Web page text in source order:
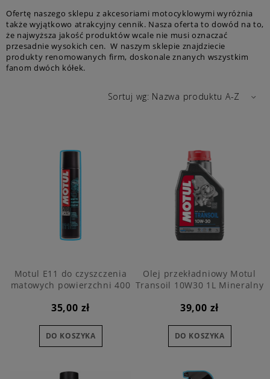
Ofertę naszego sklepu z akcesoriami motocyklowymi wyróżnia
także wyjątkowo atrakcyjny cennik. Nasza oferta to dowód na to,
że najwyższa jakość produktów wcale nie musi oznaczać
przesadnie wysokich cen. W naszym sklepie znajdziecie
produkty renomowanych firm, doskonale znanych wszystkim
fanom dwóch kółek.
Sortuj wg: Nazwa produktu A-Z
Motul E11 do czyszczenia
matowych powierzchni 400
35,00 zł
DO KOSZYKA
Olej przekładniowy Motul
Transoil 10W30 1L Mineralny
39,00 zł
DO KOSZYKA